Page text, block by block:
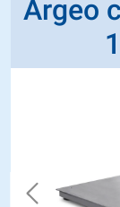
Argeo